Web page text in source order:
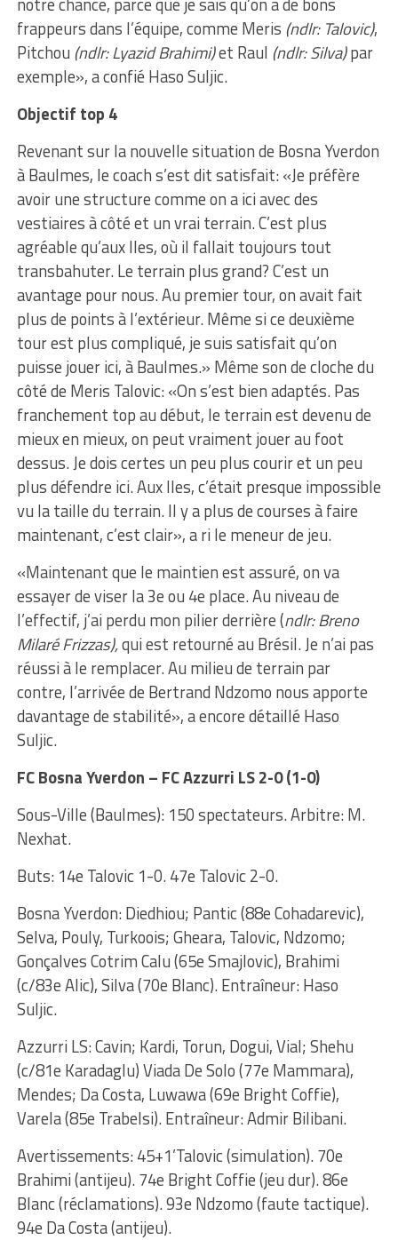
frappeurs dans l’équipe, comme Meris (ndlr: Talovic),
Pitchou (ndlr: Lyazid Brahimi)et Raul (ndlr: Silva)par
exemple», a confié Haso Suljic.
Objectif top 4
Revenant sur la nouvelle situation de Bosna Yverdon
à Baulmes, le coach s’est dit satisfait: «Je préfère
avoir une structure comme on a ici avec des
vestiaires à côté et un vrai terrain. C’est plus
agréable qu’aux Iles, où il fallait toujours tout
transbahuter. Le terrain plus grand? C’est un
avantage pour nous. Au premier tour, on avait fait
plus de points à l’extérieur. Même si ce deuxième
tour est plus compliqué, je suis satisfait qu’on
puisse jouer ici, à Baulmes.» Même son de cloche du
côté de Meris Talovic: «On s’est bien adaptés. Pas
franchement top au début, le terrain est devenu de
mieux en mieux, on peut vraiment jouer au foot
dessus. Je dois certes un peu plus courir et un peu
plus défendre ici. Aux Iles, c’était presque impossible
vu la taille du terrain. Il y a plus de courses à faire
maintenant, c’est clair», a ri le meneur de jeu.
«Maintenant que le maintien est assuré, on va
essayer de viser la 3e ou 4e place. Au niveau de
l’effectif, j’ai perdu mon pilier derrière (ndlr: Breno
Milaré Frizzas),qui est retourné au Brésil. Je n’ai pas
réussi à le remplacer. Au milieu de terrain par
contre, l’arrivée de Bertrand Ndzomo nous apporte
davantage de stabilité», a encore détaillé Haso
Suljic.
FC Bosna Yverdon – FC Azzurri LS 2-0 (1-0)
Sous-Ville (Baulmes): 150 spectateurs. Arbitre: M.
Nexhat.
Buts: 14e Talovic 1-0. 47e Talovic 2-0.
Bosna Yverdon: Diedhiou; Pantic (88e Cohadarevic),
Selva, Pouly, Turkoois; Gheara, Talovic, Ndzomo;
Gonçalves Cotrim Calu (65e Smajlovic), Brahimi
(c/83e Alic), Silva (70e Blanc). Entraîneur: Haso
Suljic.
Azzurri LS: Cavin; Kardi, Torun, Dogui, Vial; Shehu
(c/81e Karadaglu) Viada De Solo (77e Mammara),
Mendes; Da Costa, Luwawa (69e Bright Coffie),
Varela (85e Trabelsi). Entraîneur: Admir Bilibani.
Avertissements: 45+1’Talovic (simulation). 70e
Brahimi (antijeu). 74e Bright Coffie (jeu dur). 86e
Blanc (réclamations). 93e Ndzomo (faute tactique).
94e Da Costa (antijeu).